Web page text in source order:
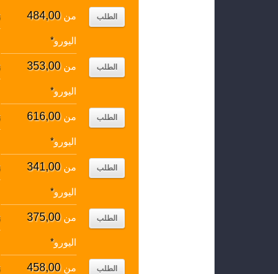
من484,00
اليورو*
الطلب
من353,00
اليورو*
الطلب
من616,00
اليورو*
الطلب
من341,00
اليورو*
الطلب
من375,00
اليورو*
الطلب
من458,00 الطلب